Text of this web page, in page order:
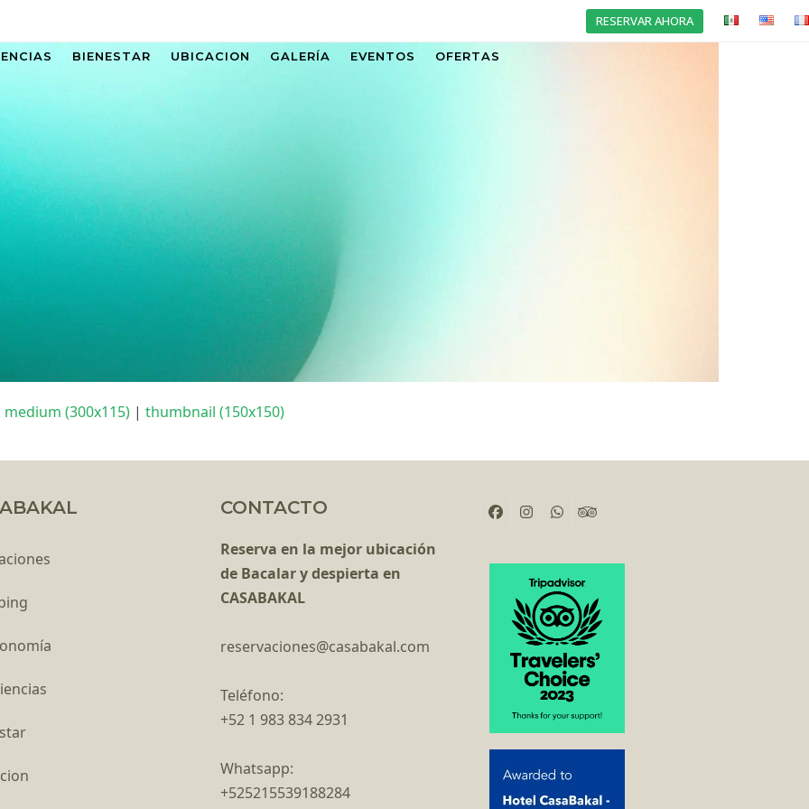
RESERVAR AHORA
BIENESTAR UBICACION GALERÍA EVENTOS OFERTAS
medium (300x115) | thumbnail (150x150)
CONTACTO
Reserva en la mejor ubicación
de Bacalar y despierta en
CASABAKAL
reservaciones@casabakal.com
Teléfono:
+52 1 983 834 2931
Whatsapp:
+525215539188284
Facebook
Instagram
WhatsappTripadvisor